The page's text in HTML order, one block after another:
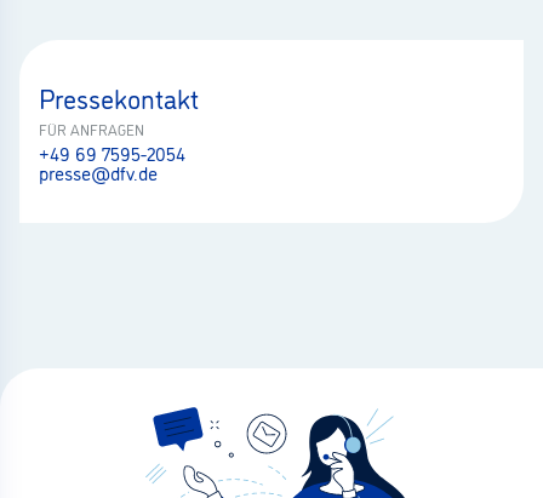
Pressekontakt
FÜR ANFRAGEN
+49 69 7595-2054
presse@dfv.de